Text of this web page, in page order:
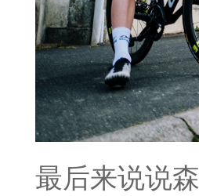
最后来说说